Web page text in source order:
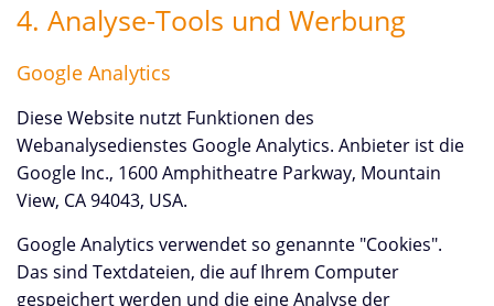
4. Analyse-Tools und Werbung
Google Analytics
Diese Website nutzt Funktionen des
Webanalysedienstes Google Analytics. Anbieter ist die
Google Inc., 1600 Amphitheatre Parkway, Mountain
View, CA 94043, USA.
Google Analytics verwendet so genannte "Cookies".
Das sind Textdateien, die auf Ihrem Computer
gespeichert werden und die eine Analyse der